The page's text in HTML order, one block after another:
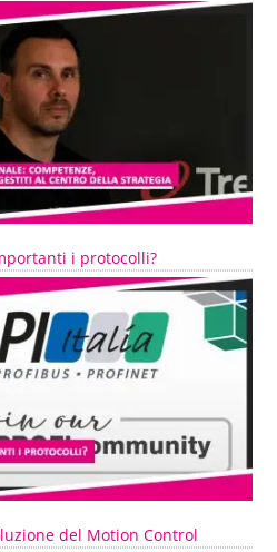
i protocolli?
del Motion Control